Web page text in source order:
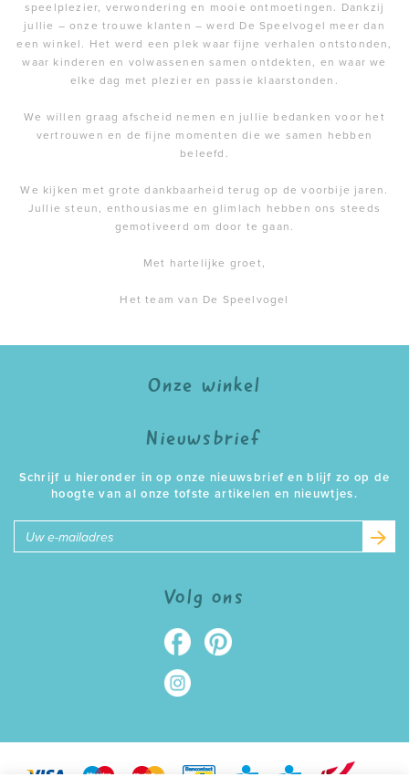
speelplezier, verwondering en mooie ontmoetingen. Dankzij
jullie – onze trouwe klanten – werd De Speelvogel meer dan
een winkel. Het werd een plek waar fijne verhalen ontstonden,
waar kinderen en volwassenen samen ontdekten, en waar we
elke dag met plezier en passie klaarstonden.
We willen graag afscheid nemen en jullie bedanken voor het
vertrouwen en de fijne momenten die we samen hebben
beleefd.
We kijken met grote dankbaarheid terug op de voorbije jaren.
Jullie steun, enthousiasme en glimlach hebben ons steeds
gemotiveerd om door te gaan.
Met hartelijke groet,
Het team van De Speelvogel
Onze winkel
Nieuwsbrief
Schrijf u hieronder in op onze nieuwsbrief en blijf zo op de
hoogte van al onze tofste artikelen en nieuwtjes.
Volg ons